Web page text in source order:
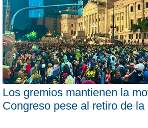
Los gremios mantienen la
Congreso pese al retiro de